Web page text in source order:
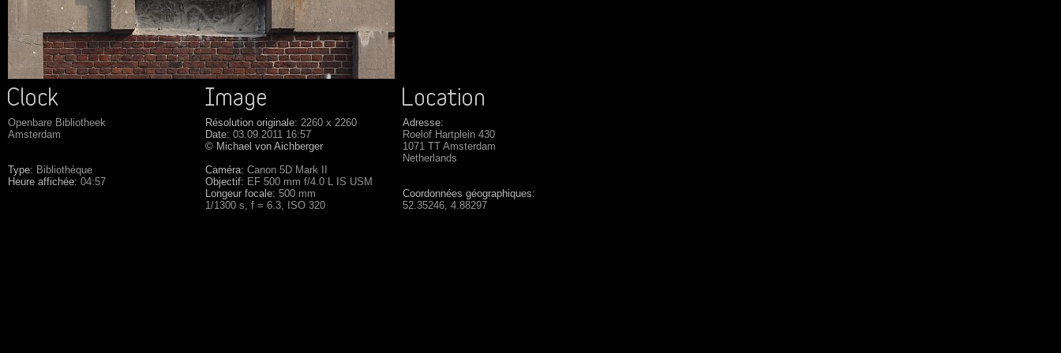
Openbare Bibliotheek
Amsterdam
Type: Bibliothèque
Heure affichée: 04:57
Résolution originale: 2260 x 2260
Date: 03.09.2011 16:57
© Michael von Aichberger
Caméra: Canon 5D Mark II
Objectif: EF 500 mm f/4.0 L IS USM
Longeur focale: 500 mm
1/1300 s, f = 6.3, ISO 320
Adresse:
Roelof Hartplein 430
1071 TT Amsterdam
Netherlands
Coordonnées géographiques:
52.35246, 4.88297